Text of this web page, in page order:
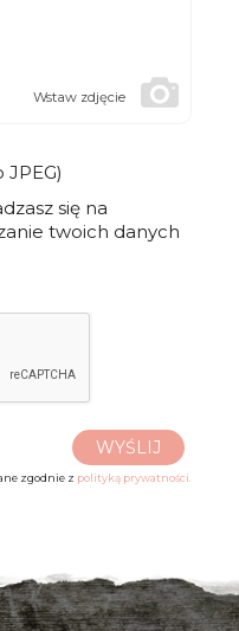
Wstaw zdjęcie
się na
twoich danych
WYŚLIJ
zgodnie z polityką prywatności.